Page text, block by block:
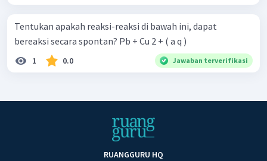
Tentukan apakah reaksi-reaksi di bawah ini, dapat
bereaksi secara spontan? Pb + Cu 2 + ( a q )
1 0.0 Jawaban terverifikasi
RUANGGURU HQ